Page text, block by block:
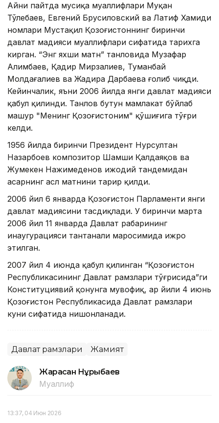
Айни пайтда мусиқа муаллифлари Муқан
Тўлебаев, Евгений Брусиловский ва Латиф Хамиди
номлари Мустақил Қозоғистоннинг биринчи
давлат мадҳияси муаллифлари сифатида тарихга
кирган. “Энг яхши матн” танловида Музафар
Алимбаев, Қадир Мирзалиев, Туманбай
Молдағалиев ва Жадира Дарбаева ғолиб чиқди.
Кейинчалик, яъни 2006 йилда янги давлат мадҳияси
қабул қилинди. Танлов бутун мамлакат бўйлаб
машҳур "Менинг Қозоғистоним" қўшиғига тўғри
келди.
1956 йилда биринчи Президент Нурсултан
Назарбоев композитор Шамши Қалдаяқов ва
Жумекен Нажимеденов ижодий тандемидан
асарнинг асл матнини таҳрир қилди.
2006 йил 6 январда Қозоғистон Парламенти янги
давлат мадҳиясини тасдиқлади. У биринчи марта
2006 йил 11 январда Давлат раҳбарининг
инаугурацияси тантанали маросимида ижро
этилган.
2007 йил 4 июнда қабул қилинган “Қозоғистон
Республикасининг Давлат рамзлари тўғрисида”ги
Конституциявий қонунга мувофиқ, ҳар йили 4 июнь
Қозоғистон Республикасида Давлат рамзлари
куни сифатида нишонланади.
Давлат рамзлари Жамият
Жарасқан Нұрыбаев
Муаллиф
13:37, 04 Июн 2026